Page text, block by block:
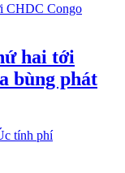
hai tới
bùng phát